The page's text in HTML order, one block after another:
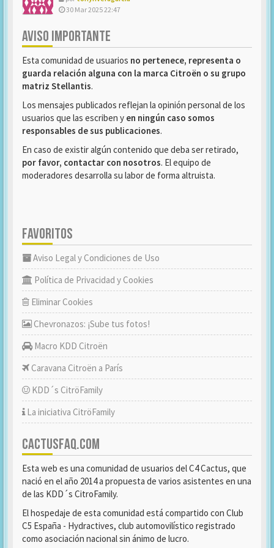
30 Mar 2025 22:47
AVISO IMPORTANTE
Esta comunidad de usuarios no pertenece, representa o
guarda relación alguna con la marca Citroën o su grupo
matriz Stellantis.
Los mensajes publicados reflejan la opinión personal de los
usuarios que las escriben y en ningún caso somos
responsables de sus publicaciones.
En caso de existir algún contenido que deba ser retirado,
por favor, contactar con nosotros. El equipo de
moderadores desarrolla su labor de forma altruista.
FAVORITOS
Aviso Legal y Condiciones de Uso
Política de Privacidad y Cookies
Eliminar Cookies
Chevronazos: ¡Sube tus fotos!
Macro KDD Citroën
Caravana Citroën a París
KDD´s CitröFamily
La iniciativa CitröFamily
CACTUSFAQ.COM
Esta web es una comunidad de usuarios del C4 Cactus, que
nació en el año 2014 a propuesta de varios asistentes en una
de las KDD´s CitroFamily.
El hospedaje de esta comunidad está compartido con Club
C5 España - Hydractives, club automovilístico registrado
como asociación nacional sin ánimo de lucro.